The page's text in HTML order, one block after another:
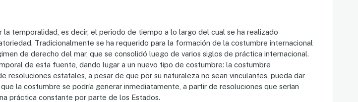
temporalidad, es decir, el periodo de tiempo a lo largo del cual se ha realizado
Tradicionalmente se ha requerido para la formación de la costumbre internacional
de derecho del mar, que se consolidó luego de varios siglos de práctica internacional.
de esta fuente, dando lugar a un nuevo tipo de costumbre: la costumbre
resoluciones estatales, a pesar de que por su naturaleza no sean vinculantes, pueda dar
la costumbre se podría generar inmediatamente, a partir de resoluciones que serían
práctica constante por parte de los Estados.